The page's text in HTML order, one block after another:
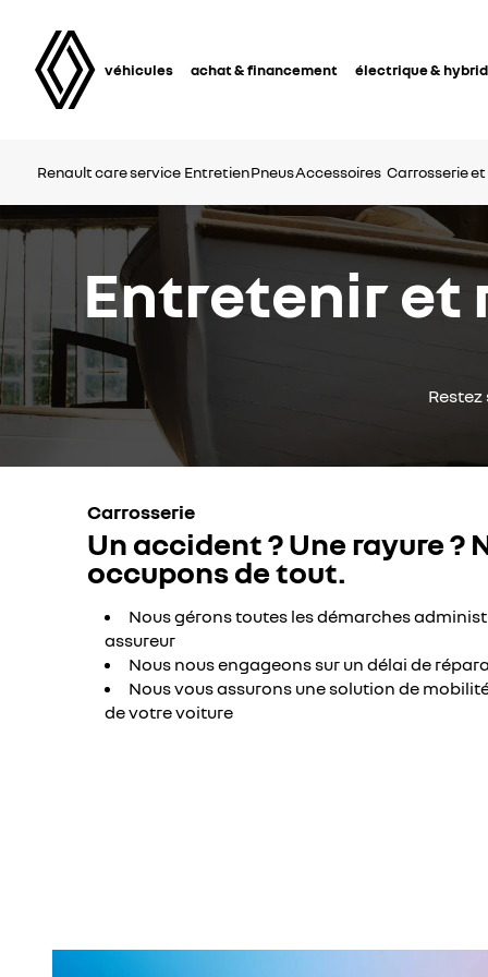
véhicules achat & financement électrique &
Renault care service EntretienPneusAccessoires Carrosserie
Entretenir et
Carrosserie
Un accident ? Une rayure ?
occupons de tout.
Nous gérons toutes les démarches
assureur
Nous nous engageons sur un délai de
Nous vous assurons une solution de
de votre voiture